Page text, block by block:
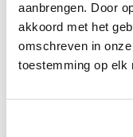
aanbrengen. Door
akkoord met het
omschreven in
toestemming op elk
Maak
laat